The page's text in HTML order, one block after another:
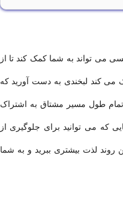
می تواند به شما کمک کند تا از
می کند لبخندی به دست آورید که
طول مسیر مشتاق به اشتراک
که می توانید برای جلوگیری از
لذت بیشتری ببرید و به شما